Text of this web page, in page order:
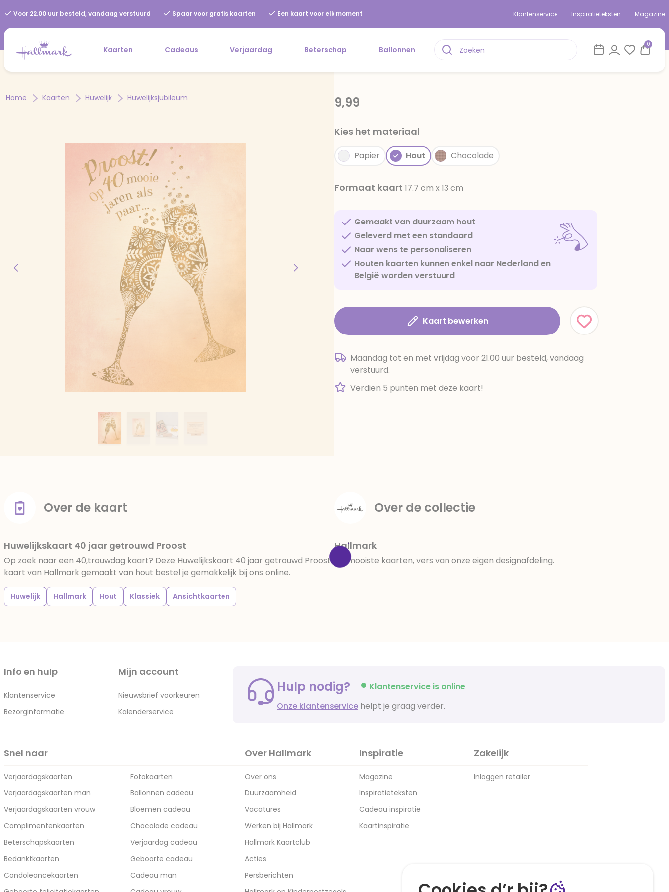
Voor 22.00 uur besteld, vandaag verstuurd Spaar voor gratis kaarten Een kaart voor elk moment Klantenservice Inspiratieteksten Magazine
Kaarten Cadeaus Verjaardag Beterschap Ballonnen
0
Home Kaarten Huwelijk Huwelijksjubileum 9,99
Kies het materiaal
Papier Hout Chocolade
Formaat kaart 17.7 cm x 13 cm
Gemaakt van duurzaam hout
Geleverd met een standaard
Naar wens te personaliseren
Houten kaarten kunnen enkel naar Nederland en
België worden verstuurd
Kaart bewerken
Maandag tot en met vrijdag voor 21.00 uur besteld, vandaag
verstuurd.
Verdien 5 punten met deze kaart!
Over de kaart
Huwelijkskaart 40 jaar getrouwd Proost
Op zoek naar een 40,trouwdag kaart? Deze Huwelijkskaart 40 jaar getrouwd Proost
kaart van Hallmark gemaakt van hout bestel je gemakkelijk bij ons online.
Huwelijk Hallmark Hout Klassiek Ansichtkaarten
Over de collectie
Hallmark
De mooiste kaarten, vers van onze eigen designafdeling.
Info en hulp
Klantenservice
Bezorginformatie
Mijn account
Nieuwsbrief voorkeuren
Kalenderservice
Hulp nodig?
Klantenservice is online
Onze klantenservice helpt je graag verder.
Snel naar
Verjaardagskaarten
Verjaardagskaarten man
Verjaardagskaarten vrouw
Complimentenkaarten
Beterschapskaarten
Bedanktkaarten
Condoleancekaarten
Fotokaarten
Ballonnen cadeau
Bloemen cadeau
Chocolade cadeau
Verjaardag cadeau
Geboorte cadeau
Cadeau man
Over Hallmark
Over ons
Duurzaamheid
Vacatures
Werken bij Hallmark
Hallmark Kaartclub
Acties
Persberichten
Inspiratie
Magazine
Inspiratieteksten
Cadeau inspiratie
Kaartinspiratie
Zakelijk
Inloggen retailer